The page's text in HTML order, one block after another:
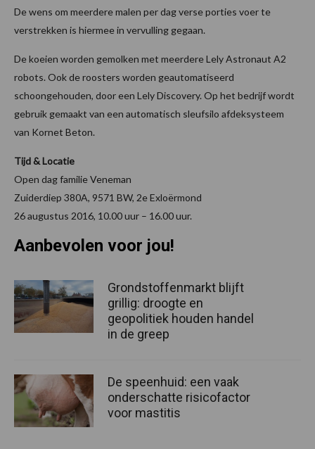
De wens om meerdere malen per dag verse porties voer te
verstrekken is hiermee in vervulling gegaan.
De koeien worden gemolken met meerdere Lely Astronaut A2
robots. Ook de roosters worden geautomatiseerd
schoongehouden, door een Lely Discovery. Op het bedrijf wordt
gebruik gemaakt van een automatisch sleufsilo afdeksysteem
van Kornet Beton.
Tijd & Locatie
Open dag familie Veneman
Zuiderdiep 380A, 9571 BW, 2e Exloërmond
26 augustus 2016, 10.00 uur – 16.00 uur.
Aanbevolen voor jou!
Grondstoffenmarkt blijft
grillig: droogte en
geopolitiek houden handel
in de greep
De speenhuid: een vaak
onderschatte risicofactor
voor mastitis